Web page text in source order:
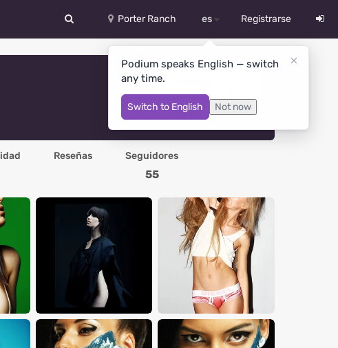
Porter Ranch es
English
Español
Український
Registrarse
Podium speaks English — switch
any time.
Switch to English Not now
Reseñas Seguidores
55